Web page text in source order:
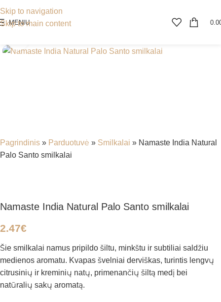
Skip to navigation
Skip to main content
MENIU
Pagrindinis » Parduotuvė » Smilkalai » Namaste India Natural
Palo Santo smilkalai
Namaste India Natural Palo Santo smilkalai
2.47€
Šie smilkalai namus pripildo šiltu, minkštu ir subtiliai saldžiu
medienos aromatu. Kvapas švelniai derviškas, turintis lengvų
citrusinių ir kreminių natų, primenančių šiltą medį bei
natūralių sakų aromatą.